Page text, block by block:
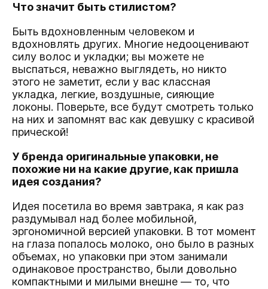
Что значит быть стилистом?
Быть вдохновленным человеком и
вдохновлять других. Многие недооценивают
силу волос и укладки; вы можете не
выспаться, неважно выглядеть, но никто
этого не заметит, если у вас классная
укладка, легкие, воздушные, сияющие
локоны. Поверьте, все будут смотреть только
на них и запомнят вас как девушку с красивой
прической!
У бренда оригинальные упаковки, не
похожие ни на какие другие, как пришла
идея создания?
Идея посетила во время завтрака, я как раз
раздумывал над более мобильной,
эргономичной версией упаковки. В тот момент
на глаза попалось молоко, оно было в разных
объемах, но упаковки при этом занимали
одинаковое пространство, были довольно
компактными и милыми внешне — то, что